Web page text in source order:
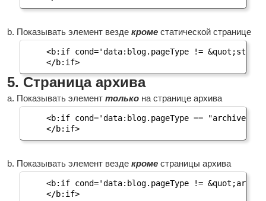
b. Показывать элемент везде кроместатической странице
<b:if cond='data:blog.pageType !=
</b:if>
5. Страница архива
a. Показывать элемент толькона странице архива
<b:if cond='data:blog.pageType == "archive"'>
</b:if>
b. Показывать элемент везде кроместраницы архива
<b:if cond='data:blog.pageType !=
</b:if>